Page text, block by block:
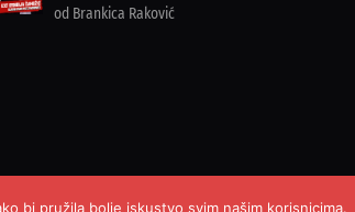
od Brankica Raković
bi pružila bolje iskustvo svim našim korisnicima.